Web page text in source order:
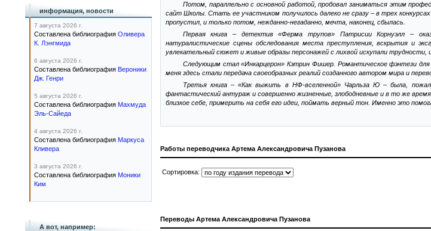
Потом, параллельно с основной работой, пробовал заниматься этим
сайт Школы. Стать ее участником получилось далеко не сразу – в трех
пропустил, и только потом, нежданно-негаданно, мечта, наконец, сбылась.
Первая книга – детектив «Ферма трупов» Патрисии Корнуэлл –
натуралистические сцены обследования места преступления, вскрытия и
увлекательный сюжет и живые образы персонажей с лихвой искупали
Следующим стал «Инкарцерон» Кэтрин Фишер. Романтическое фэнтези
меня здесь стали передача своеобразных реалий созданного автором мира и
Третья книга – «Как выжить в НФ-вселенной» Чарльза Ю – была,
фантастический антураж и совершенно жизненные, злободневные и в то же
близкое себе, примерить на себя его идеи, поймать верный тон. Именно это
Работы переводчика Артема Александровича Пузанова
Сортировка:
Переводы Артема Александровича Пузанова
информация, новости
7 августа 2026 г.
Составлена библиография Оливера
К. Лэнгмида
6 августа 2026 г.
Составлена библиография Вероники
Дж. Генри
5 августа 2026 г.
Составлена библиография Махмуда
Эль-Сайеда
4 августа 2026 г.
Составлена библиография Маркуса
Кливера
3 августа 2026 г.
Составлена библиография Моники
Ким
А вот, например: